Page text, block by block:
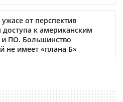
от перспектив
к американским
ПО. Большинство
не имеет «плана Б»